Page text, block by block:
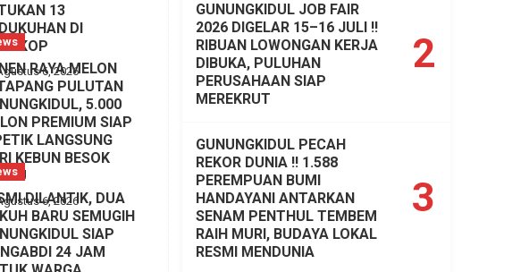
13
DI
6, 2026
RAYA MELON
PULUTAN
5.000
PREMIUM SIAP
LANGSUNG
KEBUN BESOK
6, 2026
DILANTIK, DUA
BARU SEMUGIH
SIAP
24 JAM
2
GUNUNGKIDUL JOB FAIR
2026 DIGELAR 15–16 JULI !!
RIBUAN LOWONGAN KERJA
DIBUKA, PULUHAN
PERUSAHAAN SIAP
MEREKRUT
3
GUNUNGKIDUL PECAH
REKOR DUNIA !! 1.588
PEREMPUAN BUMI
HANDAYANI ANTARKAN
SENAM PENTHUL TEMBEM
RAIH MURI, BUDAYA LOKAL
RESMI MENDUNIA